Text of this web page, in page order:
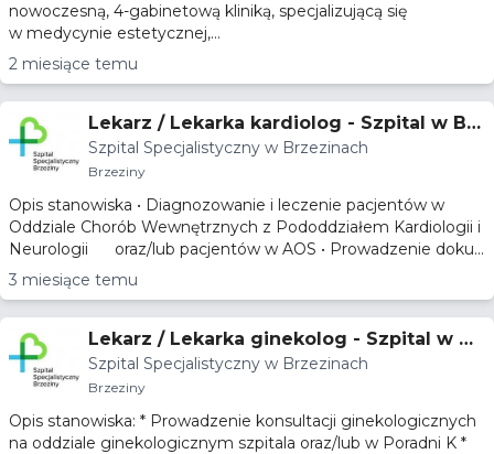
nowoczesną, 4-gabinetową kliniką, specjalizującą się
w medycynie estetycznej,...
2 miesiące temu
Lekarz / Lekarka kardiolog - Szpital w Brz
ezinach
Szpital Specjalistyczny w Brzezinach
Brzeziny
Opis stanowiska • Diagnozowanie i leczenie pacjentów w
Oddziale Chorób Wewnętrznych z Pododdziałem Kardiologii i
Neurologii oraz/lub pacjentów w AOS • Prowadzenie doku...
3 miesiące temu
Lekarz / Lekarka ginekolog - Szpital w Br
zezinach
Szpital Specjalistyczny w Brzezinach
Brzeziny
Opis stanowiska: * Prowadzenie konsultacji ginekologicznych
na oddziale ginekologicznym szpitala oraz/lub w Poradni K *